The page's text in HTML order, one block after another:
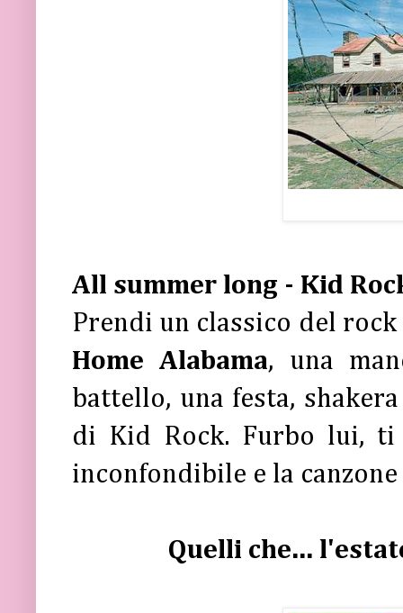
All summer long - Kid
Prendi un classico del
Home Alabama, una
battello, una festa,
di Kid Rock. Furbo lui,
inconfondibile e la
Quelli che...